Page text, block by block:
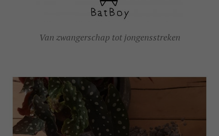
Van zwangerschap tot jongensstreken